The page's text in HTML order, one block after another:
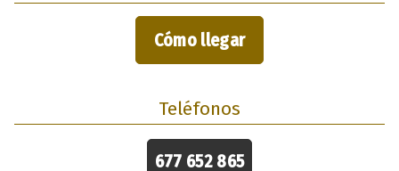
Cómo llegar
Teléfonos
677 652 865